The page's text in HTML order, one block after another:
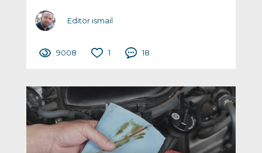
Editör ismail
9008 1 18